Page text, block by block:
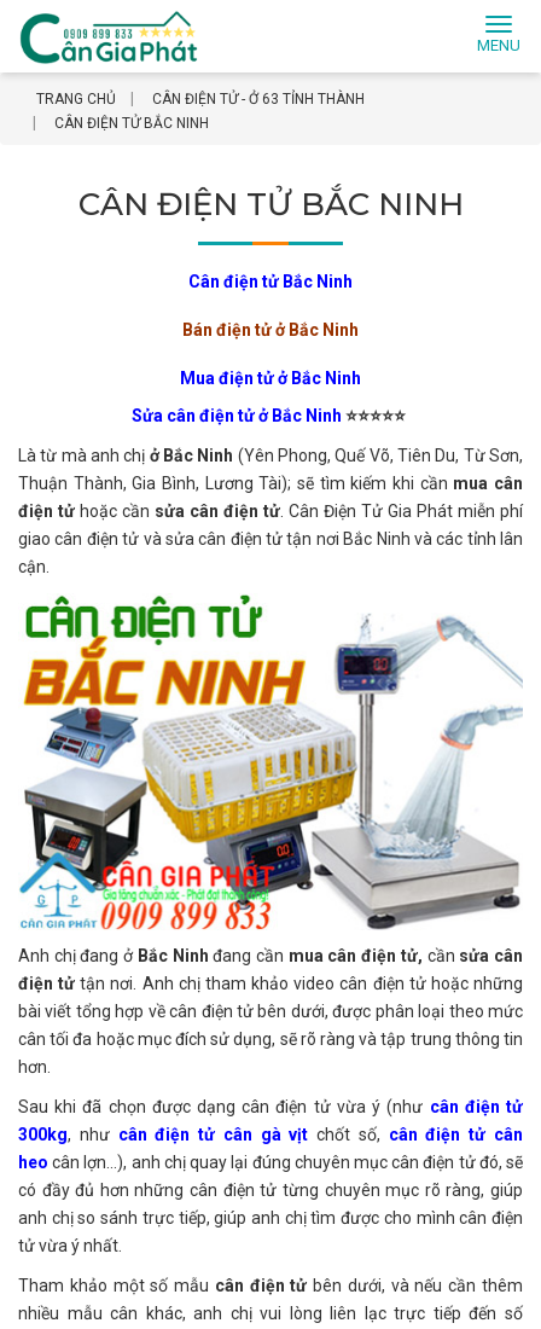
TRANG CHỦ
CÂN ĐIỆN TỬ - Ở 63 TỈNH THÀNH
CÂN ĐIỆN TỬ BẮC NINH
CÂN ĐIỆN TỬ BẮC NINH
Cân điện tử Bắc Ninh
Bán điện tử ở Bắc Ninh
Mua điện tử ở Bắc Ninh
Sửa cân điện tử ở Bắc Ninh ⭐️⭐️⭐️⭐️⭐️
Là từ mà anh chị ở Bắc Ninh (Yên Phong, Quế Võ, Tiên Du, Từ Sơn,
Thuận Thành, Gia Bình, Lương Tài); sẽ tìm kiếm khi cần mua cân
điện tử hoặc cần sửa cân điện tử . Cân Điện Tử Gia Phát miễn phí
giao cân điện tử và sửa cân điện tử tận nơi Bắc Ninh và các tỉnh lân
cận.
Anh chị đang ở Bắc Ninh đang cần mua cân điện tử, cần sửa cân
điện tử tận nơi. Anh chị tham khảo video cân điện tử hoặc những
bài viết tổng hợp về cân điện tử bên dưới, được phân loại theo mức
cân tối đa hoặc mục đích sử dụng, sẽ rõ ràng và tập trung thông tin
hơn.
Sau khi đã chọn được dạng cân điện tử vừa ý (như cân điện tử
300kg, như cân điện tử cân gà vịt chốt số, cân điện tử cân
heo cân lợn...), anh chị quay lại đúng chuyên mục cân điện tử đó, sẽ
có đầy đủ hơn những cân điện tử từng chuyên mục rõ ràng, giúp
anh chị so sánh trực tiếp, giúp anh chị tìm được cho mình cân điện
tử vừa ý nhất.
Tham khảo một số mẫu cân điện tử bên dưới, và nếu cần thêm
nhiều mẫu cân khác, anh chị vui lòng liên lạc trực tiếp đến số